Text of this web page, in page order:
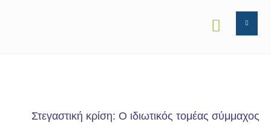


Στεγαστική κρίση: Ο ιδιωτικός τομέας σύμμαχος